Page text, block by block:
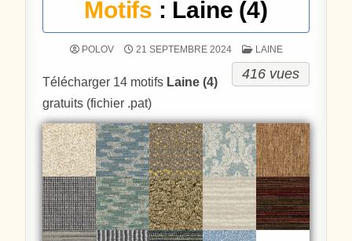
Motifs : Laine (4)
POLOV 21 SEPTEMBRE 2024 POSTÉ DANS
LAINE
416 vues
Télécharger 14 motifs Laine (4)
gratuits (fichier .pat)